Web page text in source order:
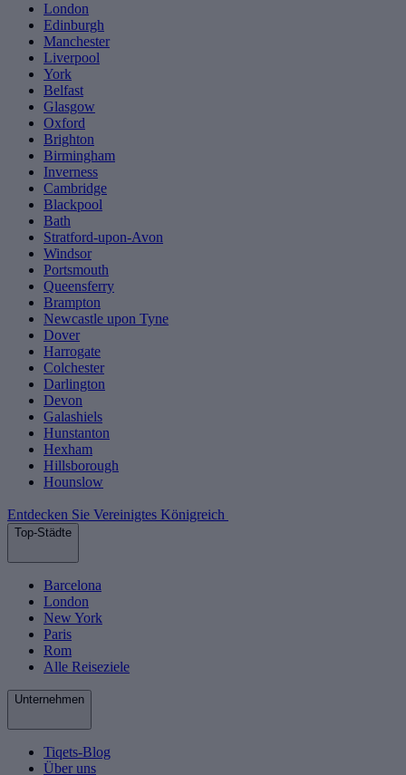
London
Edinburgh
Manchester
Liverpool
York
Belfast
Glasgow
Oxford
Brighton
Birmingham
Inverness
Cambridge
Blackpool
Bath
Stratford-upon-Avon
Windsor
Portsmouth
Queensferry
Brampton
Newcastle upon Tyne
Dover
Harrogate
Colchester
Darlington
Devon
Galashiels
Hunstanton
Hexham
Hillsborough
Hounslow
Entdecken Sie Vereinigtes Königreich
Top-Städte
Barcelona
London
New York
Paris
Rom
Alle Reiseziele
Unternehmen
Tiqets-Blog
Über uns